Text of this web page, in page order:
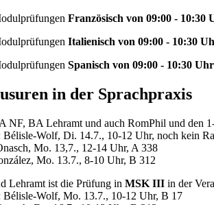
Französisch von 09:00 - 10:30
Italienisch von 09:00 - 10:30
Spanisch von 09:00 - 10:30 Uhr
in der Sprachpraxis
NF, BA Lehramt und auch RomPhil und
Bélisle-Wolf, Di. 14.7., 10-12 Uhr, noch kein
Mo. 13,7., 12-14 Uhr, A 338
Mo. 13.7., 8-10 Uhr, B 312
Lehramt ist die Prüfung in MSK III in der
Bélisle-Wolf, Mo. 13.7., 10-12 Uhr, B 17